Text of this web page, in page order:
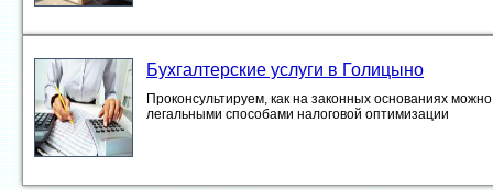
Бухгалтерские услуги в Голицыно
Проконсультируем, как на законных основаниях
легальными способами налоговой оптимизации